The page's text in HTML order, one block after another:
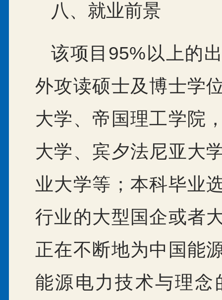
八、就业前景
该项目95%以上的
外攻读硕士及博士学
大学、帝国理工学院
大学、宾夕法尼亚大
业大学等；本科毕业
行业的大型国企或者
正在不断地为中国能
能源电力技术与理